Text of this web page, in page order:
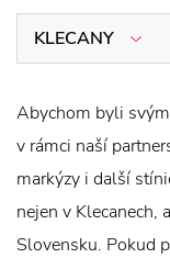
KLECANY
Abychom byli
v rámci naší
markýzy i další
nejen v Klecanech,
Slovensku. Pokud